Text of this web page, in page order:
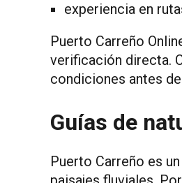
experiencia en
Puerto Carreño
verificación directa.
condiciones antes
Guías de
Puerto Carreño es